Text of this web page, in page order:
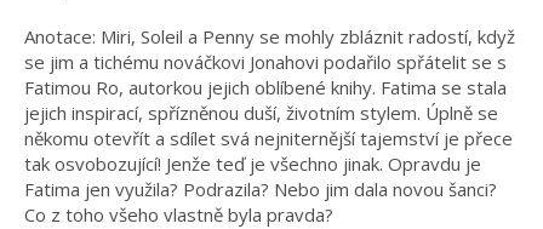
Anotace: Miri, Soleil a Penny se mohly zbláznit radostí, když
se jim a tichému nováčkovi Jonahovi podařilo spřátelit se s
Fatimou Ro, autorkou jejich oblíbené knihy. Fatima se stala
jejich inspirací, spřízněnou duší, životním stylem. Úplně se
někomu otevřít a sdílet svá nejniternější tajemství je přece
tak osvobozující! Jenže teď je všechno jinak. Opravdu je
Fatima jen využila? Podrazila? Nebo jim dala novou šanci?
Co z toho všeho vlastně byla pravda?